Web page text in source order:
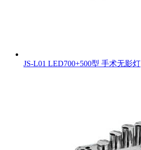
JS-L01 LED700+500型 手术无影灯